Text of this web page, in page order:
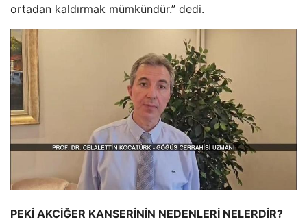
ortadan kaldırmak mümkündür.” dedi.
PEKİ AKCİĞER KANSERİNİN NEDENLERİ NELERDİR?